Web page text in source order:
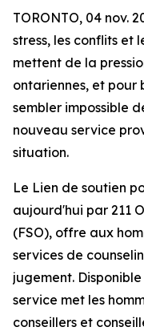
TORONTO, 04 nov.
stress, les conflits et
mettent de la
ontariennes, et pour
sembler impossible
nouveau service
situation.
Le Lien de soutien
aujourd'hui par 211
(FSO), offre aux
services de
jugement. Disponible
service met les
conseillers et